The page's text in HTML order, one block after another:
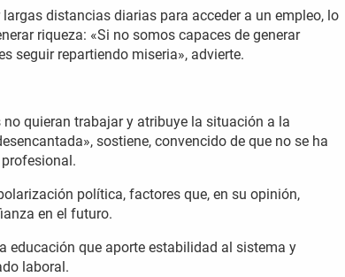
distancias diarias para acceder a un empleo, lo
riqueza: «Si no somos capaces de generar
seguir repartiendo miseria», advierte.
quieran trabajar y atribuye la situación a la
sostiene, convencido de que no se ha
política, factores que, en su opinión,
en el futuro.
educación que aporte estabilidad al sistema y
laboral.